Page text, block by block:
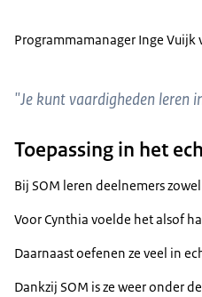
Programmamanager Inge
"Je kunt vaardigheden leren
Toepassing in het
Bij SOM leren deelnemers
Voor Cynthia voelde het alsof
Daarnaast oefenen ze veel in
Dankzij SOM is ze weer onder